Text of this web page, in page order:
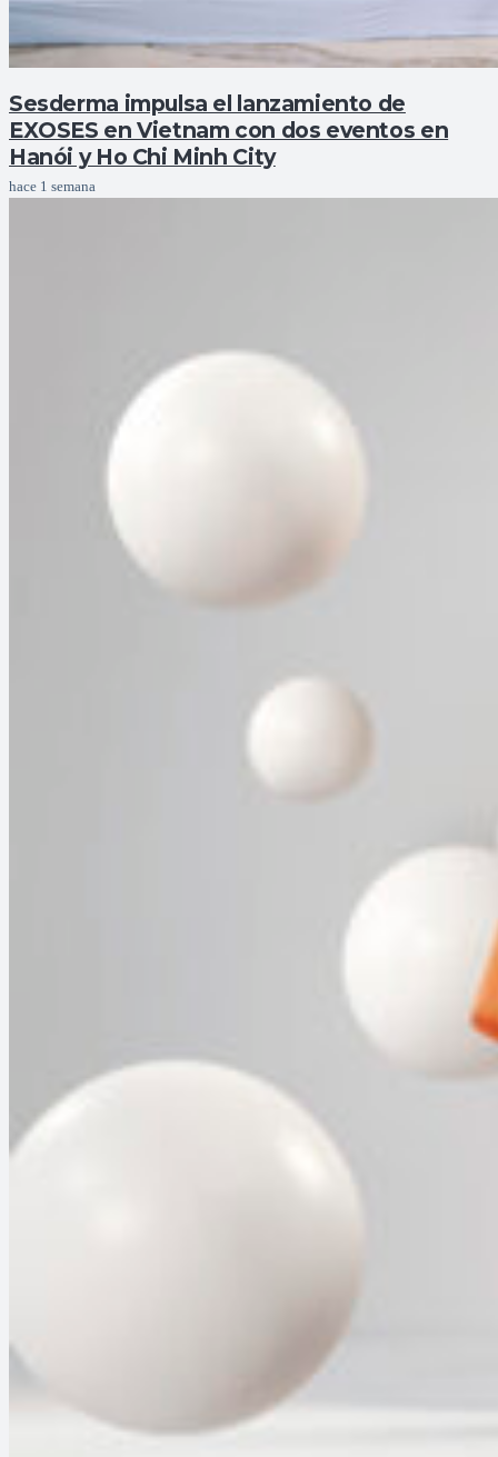
Sesderma impulsa el lanzamiento de
EXOSES en Vietnam con dos eventos en
Hanói y Ho Chi Minh City
hace 1 semana